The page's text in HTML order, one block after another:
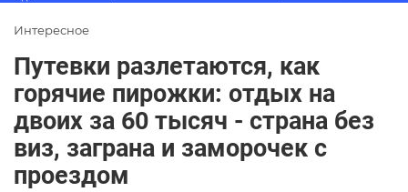
Интересное
Путевки разлетаются, как
горячие пирожки: отдых на
двоих за 60 тысяч - страна без
виз, заграна и заморочек с
проездом